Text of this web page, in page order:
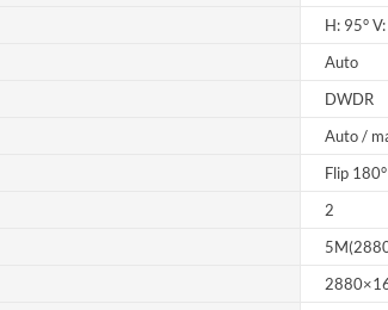
H: 95°
Auto
DWDR
Auto /
Flip 180°
2